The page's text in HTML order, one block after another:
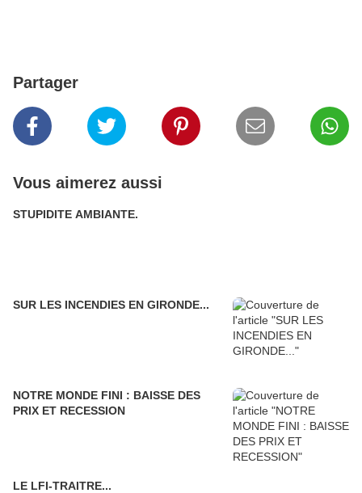
Partager
Vous aimerez aussi
STUPIDITE AMBIANTE.
SUR LES INCENDIES EN GIRONDE...
NOTRE MONDE FINI : BAISSE DES
PRIX ET RECESSION
LE LFI-TRAITRE...